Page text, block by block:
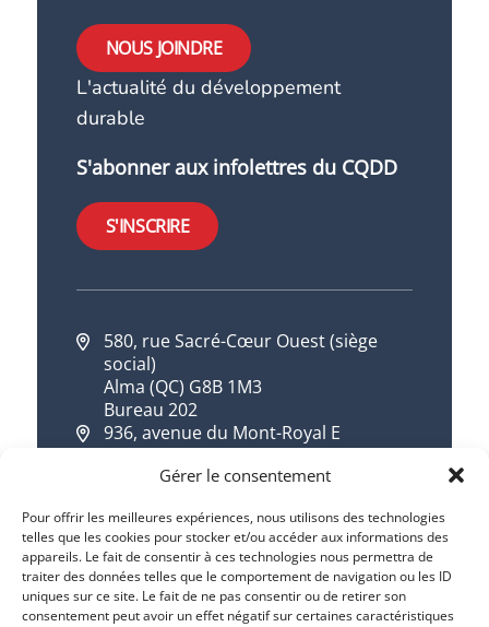
Gérer le consentement
Pour offrir les meilleures expériences, nous utilisons des technologies
telles que les cookies pour stocker et/ou accéder aux informations des
appareils. Le fait de consentir à ces technologies nous permettra de
traiter des données telles que le comportement de navigation ou les ID
uniques sur ce site. Le fait de ne pas consentir ou de retirer son
consentement peut avoir un effet négatif sur certaines caractéristiques
NOUS JOINDRE
L'actualité du développement
durable
S'abonner aux infolettres du CQDD
S'INSCRIRE
580, rue Sacré-Cœur Ouest (siège
social)
Alma (QC) G8B 1M3
Bureau 202
936, avenue du Mont-Royal E
Montréal (QC) H2J 1X2
418 668-7533
1 844 668-7533
info@cqdd.qc.ca